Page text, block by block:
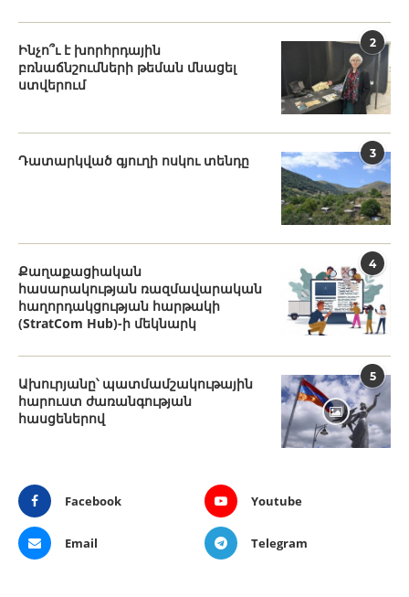
2
Ինչո՞ւ է խորհրդային
բռնաճնշումների թեման մնացել
ստվերում
3
Դատարկված գյուղի ոսկու տենդը
4
Քաղաքացիական
հասարակության ռազմավարական
հաղորդակցության հարթակի
(StratCom Hub)-ի մեկնարկ
5
Ախուրյանը՝ պատմամշակութային
հարուստ ժառանգության
հասցեներով
Facebook Youtube
Email Telegram